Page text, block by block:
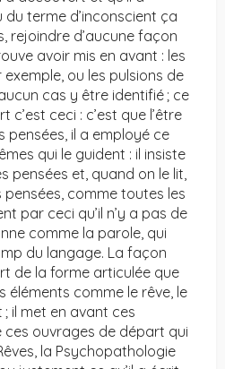
terme d’inconscient ça
rejoindre d’aucune façon
avoir mis en avant : les
ou les pulsions de
cas y être identifié ; ce
c’est ceci : c’est que l’être
pensées, il a employé ce
qui le guident : il insiste
pensées et, quand on le lit,
pensées, comme toutes les
par ceci qu’il n’y a pas de
comme la parole, qui
du langage. La façon
de la forme articulée que
éléments comme le rêve, le
; il met en avant ces
ces ouvrages de départ qui
la Psychopathologie